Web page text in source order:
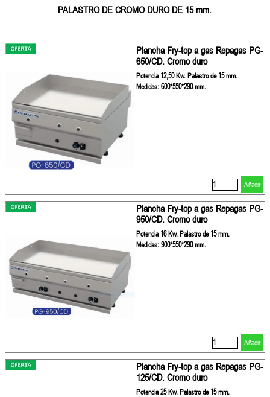
PALASTRO DE CROMO DURO DE 15 mm.
Plancha Fry-top a gas Repagas PG-
650/CD. Cromo duro
Potencia 12,50 Kw. Palastro de 15 mm.
Medidas: 600*550*290 mm.
Añadir
Plancha Fry-top a gas Repagas PG-
950/CD. Cromo duro
Potencia 16 Kw. Palastro de 15 mm.
Medidas: 900*550*290 mm.
Añadir
Plancha Fry-top a gas Repagas PG-
125/CD. Cromo duro
Potencia 25 Kw. Palastro de 15 mm.